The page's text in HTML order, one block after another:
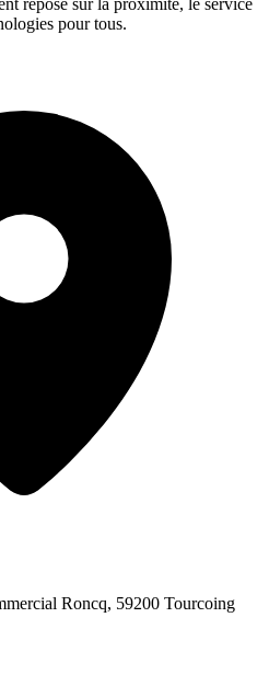
pour tous.
Roncq, 59200 Tourcoing